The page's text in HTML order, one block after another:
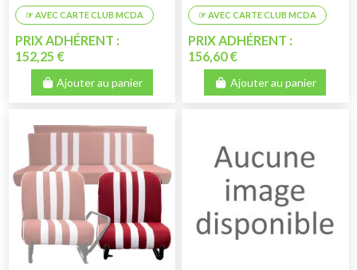
PRIX ADHÉRENT :
152,25 €
Ajouter au panier
PRIX ADHÉRENT :
156,60 €
Ajouter au panier